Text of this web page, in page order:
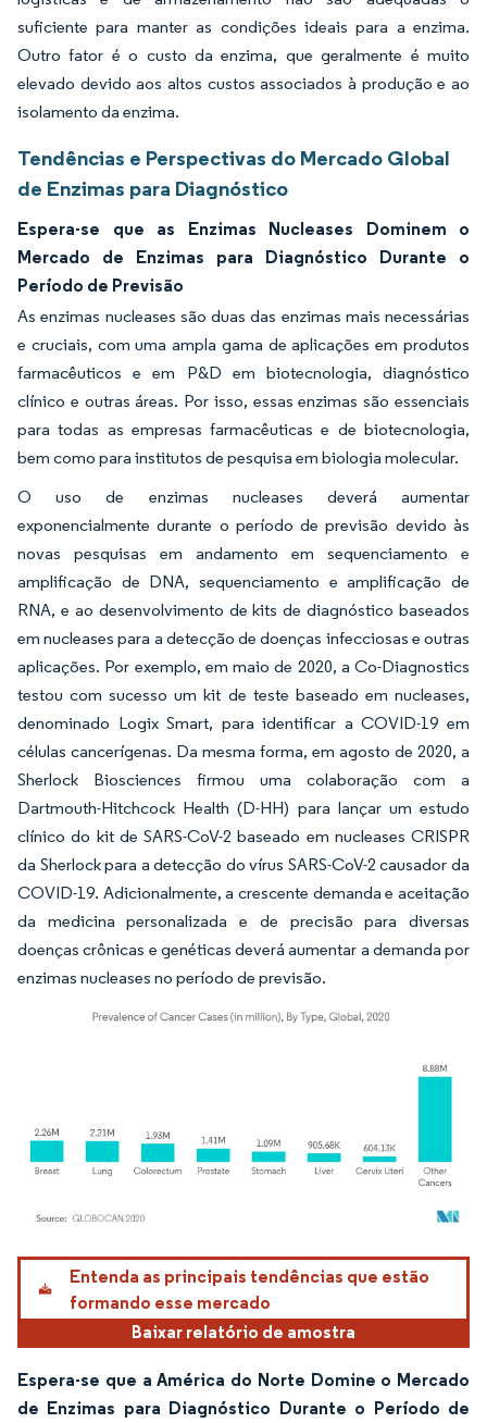
suficiente para manter as condições ideais para a enzima.
Outro fator é o custo da enzima, que geralmente é muito
elevado devido aos altos custos associados à produção e ao
isolamento da enzima.
Tendências e Perspectivas do Mercado Global
de Enzimas para Diagnóstico
Espera-se que as Enzimas Nucleases Dominem o
Mercado de Enzimas para Diagnóstico Durante o
Período de Previsão
As enzimas nucleases são duas das enzimas mais necessárias
e cruciais, com uma ampla gama de aplicações em produtos
farmacêuticos e em P&D em biotecnologia, diagnóstico
clínico e outras áreas. Por isso, essas enzimas são essenciais
para todas as empresas farmacêuticas e de biotecnologia,
bem como para institutos de pesquisa em biologia molecular.
O uso de enzimas nucleases deverá aumentar
exponencialmente durante o período de previsão devido às
novas pesquisas em andamento em sequenciamento e
amplificação de DNA, sequenciamento e amplificação de
RNA, e ao desenvolvimento de kits de diagnóstico baseados
em nucleases para a detecção de doenças infecciosas e outras
aplicações. Por exemplo, em maio de 2020, a Co-Diagnostics
testou com sucesso um kit de teste baseado em nucleases,
denominado Logix Smart, para identificar a COVID-19 em
células cancerígenas. Da mesma forma, em agosto de 2020, a
Sherlock Biosciences firmou uma colaboração com a
Dartmouth-Hitchcock Health (D-HH) para lançar um estudo
clínico do kit de SARS-CoV-2 baseado em nucleases CRISPR
da Sherlock para a detecção do vírus SARS-CoV-2 causador da
COVID-19. Adicionalmente, a crescente demanda e aceitação
da medicina personalizada e de precisão para diversas
doenças crônicas e genéticas deverá aumentar a demanda por
enzimas nucleases no período de previsão.
Imagem © Mordor Intelligence. O reuso requer atribuição conforme CC BY 4.0.
Entenda as principais tendências que estão
formando esse mercado
Baixar relatório de amostra
Espera-se que a América do Norte Domine o Mercado
de Enzimas para Diagnóstico Durante o Período de